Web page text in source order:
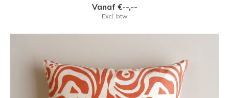
Vanaf €--,--
Excl. btw